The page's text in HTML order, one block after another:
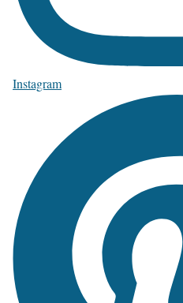
Instagram